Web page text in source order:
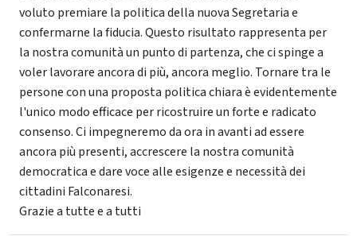
voluto premiare la politica della nuova Segretaria e
confermarne la fiducia. Questo risultato rappresenta per
la nostra comunità un punto di partenza, che ci spinge a
voler lavorare ancora di più, ancora meglio. Tornare tra le
persone con una proposta politica chiara è evidentemente
l'unico modo efficace per ricostruire un forte e radicato
consenso. Ci impegneremo da ora in avanti ad essere
ancora più presenti, accrescere la nostra comunità
democratica e dare voce alle esigenze e necessità dei
cittadini Falconaresi.
Grazie a tutte e a tutti